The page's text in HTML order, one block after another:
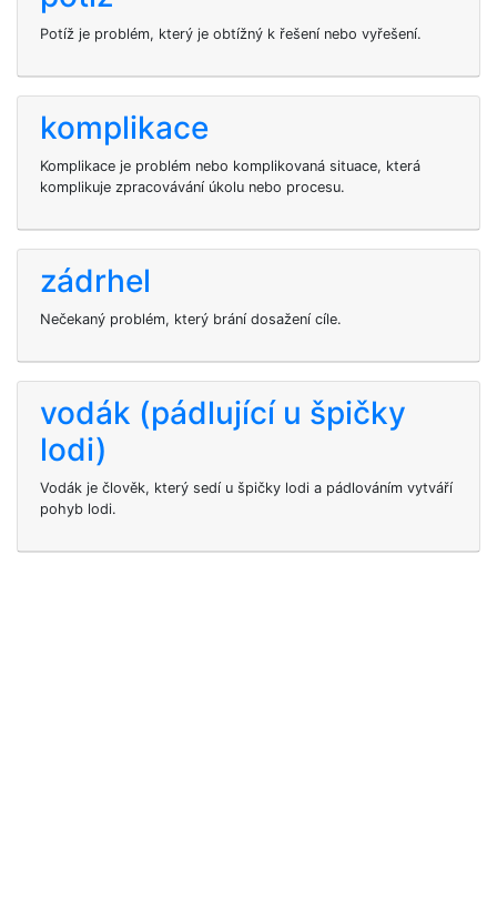
Potíž je problém, který je obtížný k řešení nebo vyřešení.
komplikace
Komplikace je problém nebo komplikovaná situace, která
komplikuje zpracovávání úkolu nebo procesu.
zádrhel
Nečekaný problém, který brání dosažení cíle.
vodák (pádlující u špičky
lodi)
Vodák je člověk, který sedí u špičky lodi a pádlováním vytváří
pohyb lodi.